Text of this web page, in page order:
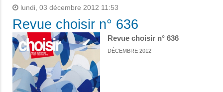
lundi, 03 décembre 2012 11:53
Revue choisir n° 636
Revue choisir n° 636
DÉCEMBRE 2012